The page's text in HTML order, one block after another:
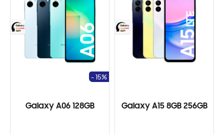
Galaxy A06 128GB
- 15%
Galaxy A15 8GB 256GB